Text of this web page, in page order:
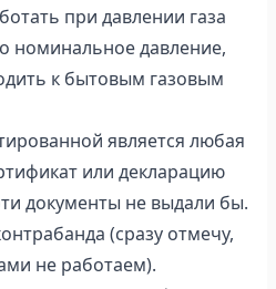
при давлении газа
номинальное давление,
к бытовым газовым
является любая
или декларацию
документы не выдали бы.
(сразу отмечу,
не работаем).